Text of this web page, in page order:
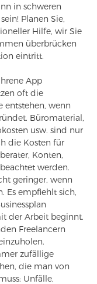
in schweren
Planen Sie,
Hilfe, wir Sie
überbrücken
eintritt.
App
oft die
entstehen, wenn
Büromaterial,
usw. sind nur
die Kosten für
Konten,
werden.
geringer, wenn
Es empfiehlt sich,
der Arbeit beginnt.
Freelancern
zufällige
die man von
Unfälle,